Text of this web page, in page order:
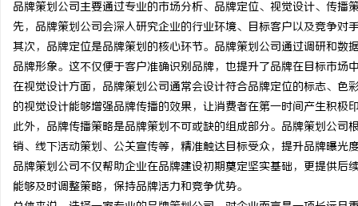
品牌策划公司主要通过专业的市场分析、品牌定位、视觉设计、传
先，品牌策划公司会深入研究企业的行业环境、目标客户以及竞争对
其次，品牌定位是品牌策划的核心环节。品牌策划公司通过调研和
品牌形象。这不仅便于客户准确识别品牌，也提升了品牌在目标市场
在视觉设计方面，品牌策划公司通常会设计符合品牌定位的标志、
的视觉设计能够增强品牌传播的效果，让消费者在第一时间产生积极
此外，品牌传播策略是品牌策划不可或缺的组成部分。品牌策划公
销、线下活动策划、公关宣传等，精准触达目标受众，提升品牌曝光
品牌策划公司不仅帮助企业在品牌建设初期奠定坚实基础，更提供
能够及时调整策略，保持品牌活力和竞争优势。